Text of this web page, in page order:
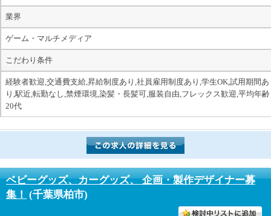
業界
ゲーム・マルチメディア
こだわり条件
経験者歓迎,交通費支給,昇給制度あり,社員雇用制度あり,学生OK,試用期間あ
り,駅近,転勤なし,禁煙環境,染髪・長髪可,服装自由,フレックス歓迎,平均年齢
20代
ベビーグッズ、カーグッズ、 企画・製作デザイナー募
集！ (千葉県柏市)